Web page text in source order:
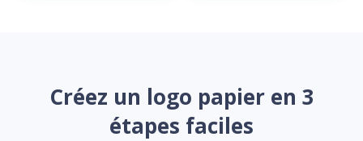
Créez un logo papier en 3
étapes faciles